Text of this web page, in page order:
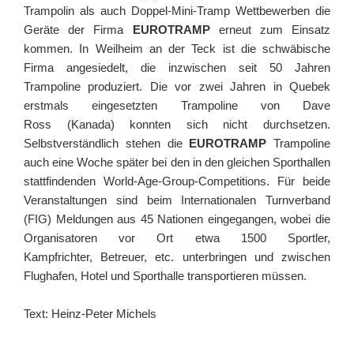
Trampolin als auch Doppel-Mini-Tramp Wettbewerben die
Geräte der Firma EUROTRAMPerneut zum Einsatz
kommen. In Weilheim an der Teck ist die schwäbische
Firma angesiedelt, die inzwischen seit 50 Jahren
Trampoline produziert. Die vor zwei Jahren in Quebek
erstmals eingesetzten Trampoline von Dave
Ross (Kanada) konnten sich nicht durchsetzen.
Selbstverständlich stehen die EUROTRAMP Trampoline
auch eine Woche später bei den in den gleichen Sporthallen
stattfindenden World-Age-Group-Competitions. Für beide
Veranstaltungen sind beim Internationalen Turnverband
(FIG) Meldungen aus 45 Nationen eingegangen, wobei die
Organisatoren vor Ort etwa 1500 Sportler,
Kampfrichter, Betreuer, etc. unterbringen und zwischen
Flughafen, Hotel und Sporthalle transportieren müssen.
Text: Heinz-Peter Michels